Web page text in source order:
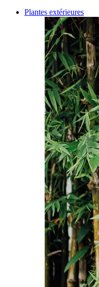
Plantes extérieures